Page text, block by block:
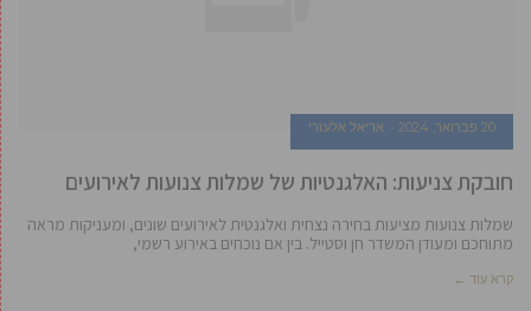
20 פברואר, 2024 אריאל אלעזרי
חובקת צניעות: האלגנטיות של שמלות צנועות לאירועים
שמלות צנועות מציעות בחירה נצחית ואלגנטית לאירועים שונים, ומעניקות מראה
מתוחכם ומעודן המשדר חן וסטייל. בין אם נוכחים באירוע רשמי,
קרא עוד ←